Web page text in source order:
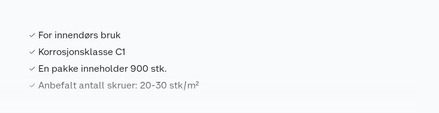
For innendørs bruk
Korrosjonsklasse C1
En pakke inneholder 900 stk.
Anbefalt antall skruer: 20-30 stk/m²